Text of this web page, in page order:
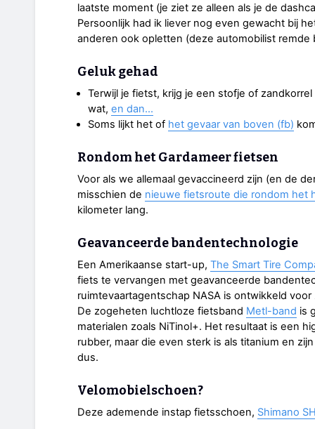
laatste moment (je ziet ze alleen als je de
Persoonlijk had ik liever nog even gewacht bij
anderen ook opletten (deze automobilist remde
Geluk gehad
Terwijl je fietst, krijg je een stofje of
wat, en dan...
Soms lijkt het of het gevaar van boven (fb)
Rondom het Gardameer fietsen
Voor als we allemaal gevaccineerd zijn (en de
misschien de nieuwe fietsroute die rondom het
kilometer lang.
Geavanceerde bandentechnologie
Een Amerikaanse start-up, The Smart Tire
fiets te vervangen met geavanceerde
ruimtevaartagentschap NASA is ontwikkeld
De zogeheten luchtloze fietsband Metl-band is
materialen zoals NiTinol+. Het resultaat is een
rubber, maar die even sterk is als titanium en
dus.
Velomobielschoen?
Deze ademende instap fietsschoen, Shimano